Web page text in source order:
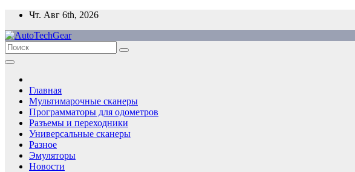
Перейти
содержимому
Чт. Авг 6th, 2026
Главная
Мультимарочные сканеры
Программаторы для одометров
Разъемы и переходники
Универсальные сканеры
Разное
Эмуляторы
Новости